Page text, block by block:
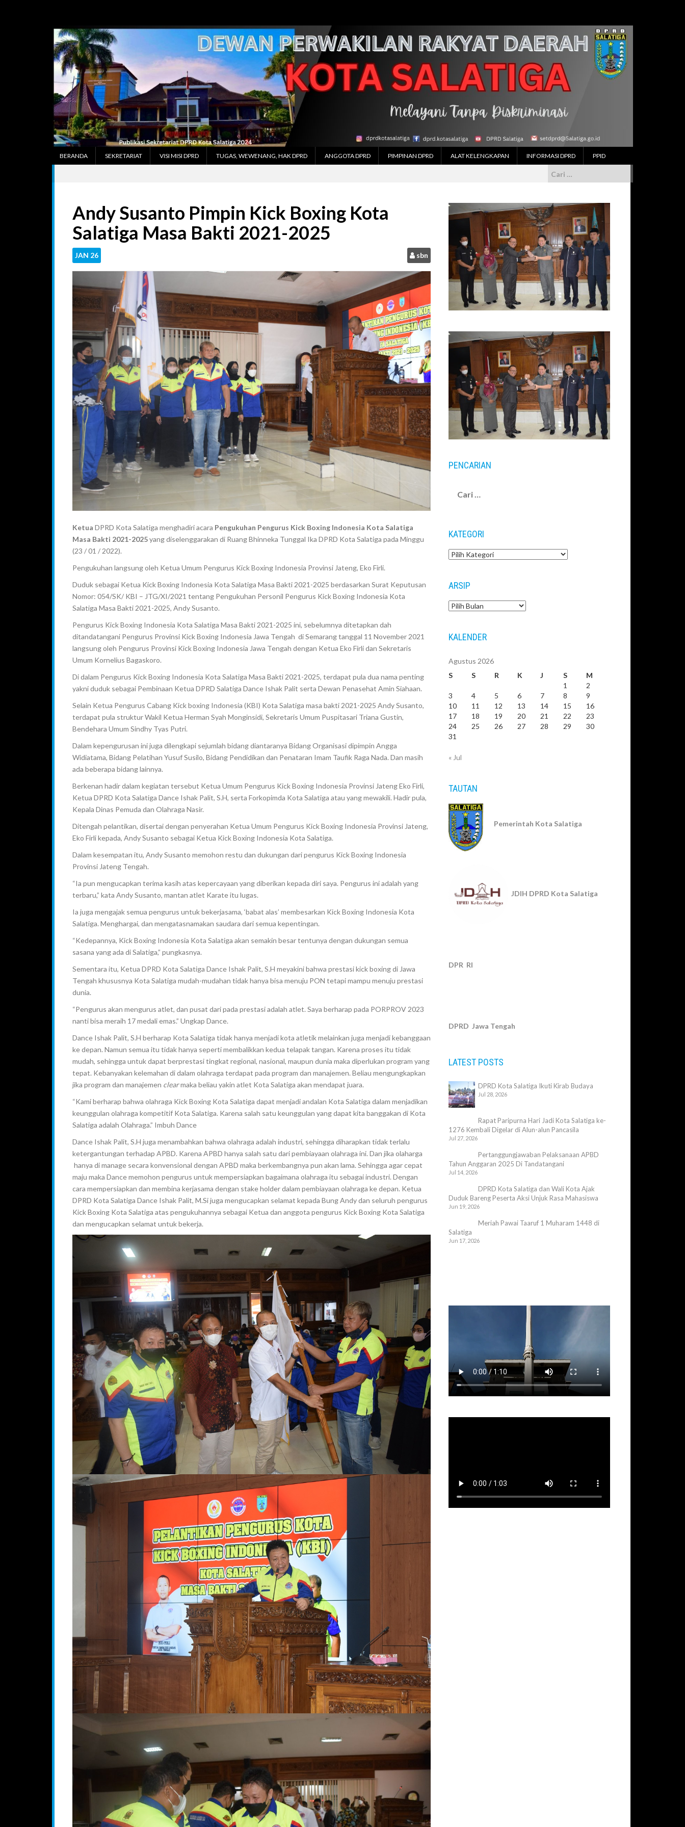
BERANDA SEKRETARIAT VISI MISI DPRD TUGAS, WEWENANG, HAK DPRD ANGGOTA DPRD PIMPINAN DPRD ALAT KELENGKAPAN INFORMASI DPRD PPID
untuk:
Andy Susanto Pimpin Kick Boxing Kota
Salatiga Masa Bakti 2021-2025
JAN 26 sbn
Ketua DPRD Kota Salatiga menghadiri acara Pengukuhan Pengurus Kick Boxing Indonesia Kota Salatiga
Masa Bakti 2021-2025yang diselenggarakan di Ruang Bhinneka Tunggal Ika DPRD Kota Salatiga pada Minggu
(23 / 01 / 2022).
Pengukuhan langsung oleh Ketua Umum Pengurus Kick Boxing Indonesia Provinsi Jateng, Eko Firli.
Duduk sebagai Ketua Kick Boxing Indonesia Kota Salatiga Masa Bakti 2021-2025 berdasarkan Surat Keputusan
Nomor: 054/SK/ KBI – JTG/XI/2021 tentang Pengukuhan Personil Pengurus Kick Boxing Indonesia Kota
Salatiga Masa Bakti 2021-2025, Andy Susanto.
Pengurus Kick Boxing Indonesia Kota Salatiga Masa Bakti 2021-2025 ini, sebelumnya ditetapkan dah
ditandatangani Pengurus Provinsi Kick Boxing Indonesia Jawa Tengah di Semarang tanggal 11 November 2021
langsung oleh Pengurus Provinsi Kick Boxing Indonesia Jawa Tengah dengan Ketua Eko Firli dan Sekretaris
Umum Kornelius Bagaskoro.
Di dalam Pengurus Kick Boxing Indonesia Kota Salatiga Masa Bakti 2021-2025, terdapat pula dua nama penting
yakni duduk sebagai Pembinaan Ketua DPRD Salatiga Dance Ishak Palit serta Dewan Penasehat Amin Siahaan.
Selain Ketua Pengurus Cabang Kick boxing Indonesia (KBI) Kota Salatiga masa bakti 2021-2025 Andy Susanto,
terdapat pula struktur Wakil Ketua Herman Syah Monginsidi, Sekretaris Umum Puspitasari Triana Gustin,
Bendehara Umum Sindhy Tyas Putri.
Dalam kepengurusan ini juga dilengkapi sejumlah bidang diantaranya Bidang Organisasi dipimpin Angga
Widiatama, Bidang Pelatihan Yusuf Susilo, Bidang Pendidikan dan Penataran Imam Taufik Raga Nada. Dan masih
ada beberapa bidang lainnya.
Berkenan hadir dalam kegiatan tersebut Ketua Umum Pengurus Kick Boxing Indonesia Provinsi Jateng Eko Firli,
Ketua DPRD Kota Salatiga Dance Ishak Palit, S.H, serta Forkopimda Kota Salatiga atau yang mewakili. Hadir pula,
Kepala Dinas Pemuda dan Olahraga Nasir.
Ditengah pelantikan, disertai dengan penyerahan Ketua Umum Pengurus Kick Boxing Indonesia Provinsi Jateng,
Eko Firli kepada, Andy Susanto sebagai Ketua Kick Boxing Indonesia Kota Salatiga.
Dalam kesempatan itu, Andy Susanto memohon restu dan dukungan dari pengurus Kick Boxing Indonesia
Provinsi Jateng Tengah.
“Ia pun mengucapkan terima kasih atas kepercayaan yang diberikan kepada diri saya. Pengurus ini adalah yang
terbaru,” kata Andy Susanto, mantan atlet Karate itu lugas.
Ia juga mengajak semua pengurus untuk bekerjasama, ‘babat alas’ membesarkan Kick Boxing Indonesia Kota
Salatiga. Menghargai, dan mengatasnamakan saudara dari semua kepentingan.
“Kedepannya, Kick Boxing Indonesia Kota Salatiga akan semakin besar tentunya dengan dukungan semua
sasana yang ada di Salatiga,” pungkasnya.
Sementara itu, Ketua DPRD Kota Salatiga Dance Ishak Palit, S.H meyakini bahwa prestasi kick boxing di Jawa
Tengah khususnya Kota Salatiga mudah-mudahan tidak hanya bisa menuju PON tetapi mampu menuju prestasi
dunia.
“Pengurus akan mengurus atlet, dan pusat dari pada prestasi adalah atlet. Saya berharap pada PORPROV 2023
nanti bisa meraih 17 medali emas.” Ungkap Dance.
Dance Ishak Palit, S.H berharap Kota Salatiga tidak hanya menjadi kota atletik melainkan juga menjadi kebanggaan
ke depan. Namun semua itu tidak hanya seperti membalikkan kedua telapak tangan. Karena proses itu tidak
mudah, sehingga untuk dapat berprestasi tingkat regional, nasional, maupun dunia maka diperlukan program yang
tepat. Kebanyakan kelemahan di dalam olahraga terdapat pada program dan manajemen. Beliau mengungkapkan
jika program dan manajemen clearmaka beliau yakin atlet Kota Salatiga akan mendapat juara.
“Kami berharap bahwa olahraga Kick Boxing Kota Salatiga dapat menjadi andalan Kota Salatiga dalam menjadikan
keunggulan olahraga kompetitif Kota Salatiga. Karena salah satu keunggulan yang dapat kita banggakan di Kota
Salatiga adalah Olahraga.” Imbuh Dance
Dance Ishak Palit, S.H juga menambahkan bahwa olahraga adalah industri, sehingga diharapkan tidak terlalu
ketergantungan terhadap APBD. Karena APBD hanya salah satu dari pembiayaan olahraga ini. Dan jika olaharga
hanya di manage secara konvensional dengan APBD maka berkembangnya pun akan lama. Sehingga agar cepat
maju maka Dance memohon pengurus untuk mempersiapkan bagaimana olahraga itu sebagai industri. Dengan
cara mempersiapkan dan membina kerjasama dengan stake holder dalam pembiayaan olahraga ke depan. Ketua
DPRD Kota Salatiga Dance Ishak Palit, M.Si juga mengucapkan selamat kepada Bung Andy dan seluruh pengurus
Kick Boxing Kota Salatiga atas pengukuhannya sebagai Ketua dan anggota pengurus Kick Boxing Kota Salatiga
dan mengucapkan selamat untuk bekerja.
PENCARIAN
untuk:
KATEGORI
Kategori
ARSIP
Arsip
KALENDER
Agustus 2026
S
S R K J S
M
1
2
3
4 5 6 7 8
9
10
11 12 13 14 15
16
17
18 19 20 21 22
23
24
25 26 27 28 29
30
31
« Jul
TAUTAN
Pemerintah Kota Salatiga
JDIH DPRD Kota Salatiga
DPR RI
DPRD Jawa Tengah
LATEST POSTS
DPRD Kota Salatiga Ikuti Kirab Budaya
Jul 28, 2026
Rapat Paripurna Hari Jadi Kota Salatiga ke-
1276 Kembali Digelar di Alun-alun Pancasila
Jul 27, 2026
Pertanggungjawaban Pelaksanaan APBD
Tahun Anggaran 2025 Di Tandatangani
Jul 14, 2026
DPRD Kota Salatiga dan Wali Kota Ajak
Duduk Bareng Peserta Aksi Unjuk Rasa Mahasiswa
Jun 19, 2026
Meriah Pawai Taaruf 1 Muharam 1448 di
Salatiga
Jun 17, 2026